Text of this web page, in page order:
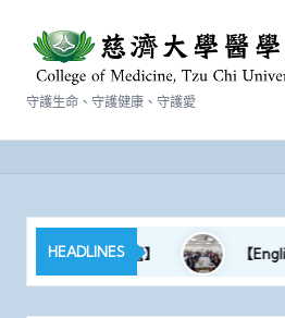
守護生命、守護健康、守護愛
HEADLINES
｜2026 醫學科學營】 【